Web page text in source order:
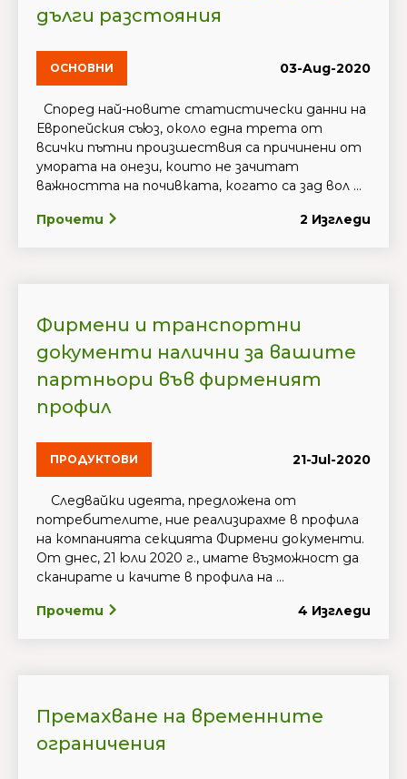
дълги разстояния
ОСНОВНИ 03-Aug-2020
Според най-новите статистически данни на
Европейския съюз, около една трета от
всички пътни произшествия са причинени от
умората на онези, които не зачитат
важността на почивката, когато са зад вол ...
Прочети 2 Изгледи
Фирмени и транспортни
документи налични за вашите
партньори във фирменият
профил
ПРОДУКТОВИ 21-Jul-2020
Следвайки идеята, предложена от
потребителите, ние реализирахме в профила
на компанията секцията Фирмени документи.
От днес, 21 юли 2020 г., имате възможност да
сканирате и качите в профила на ...
Прочети 4 Изгледи
Премахване на временните
ограничения